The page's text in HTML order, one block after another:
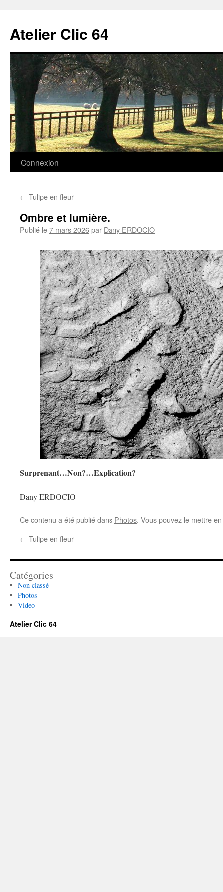
contenu
Atelier Clic 64
Connexion
← Tulipe en fleur
Ombre et lumière.
Publié le7 mars 2026par Dany ERDOCIO
Surprenant…Non?…Explication?
Dany ERDOCIO
Ce contenu a été publié dans Photos. Vous pouvez le mettre
← Tulipe en fleur
Catégories
Non classé
Photos
Video
Atelier Clic 64